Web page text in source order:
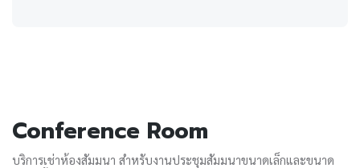
Conference Room
บริการเช่าห้องสัมมนา สำหรับงานประชุมสัมมนาขนาดเล็กและขนาด